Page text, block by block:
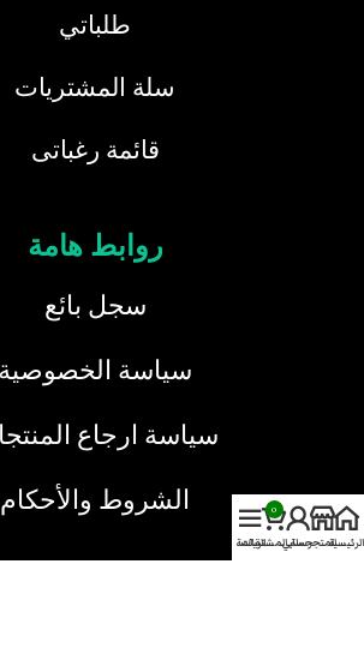
طلباتي
سلة المشتريات
قائمة رغباتى
روابط هامة
سجل بائع
سياسة الخصوصية
سياسة ارجاع
الشروط والأحكام
الرئيسيةالمتجرحسابي
0
سلة المشتريات
القائمة